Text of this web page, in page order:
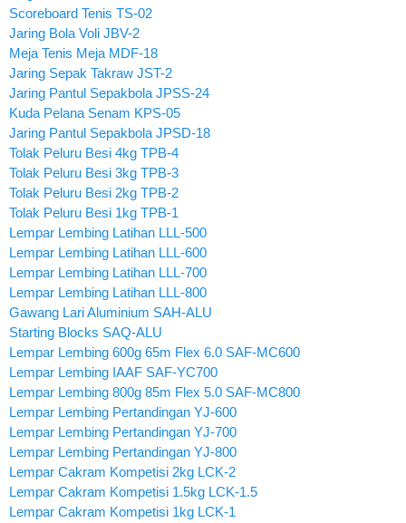
Scoreboard Tenis TS-02
Jaring Bola Voli JBV-2
Meja Tenis Meja MDF-18
Jaring Sepak Takraw JST-2
Jaring Pantul Sepakbola JPSS-24
Kuda Pelana Senam KPS-05
Jaring Pantul Sepakbola JPSD-18
Tolak Peluru Besi 4kg TPB-4
Tolak Peluru Besi 3kg TPB-3
Tolak Peluru Besi 2kg TPB-2
Tolak Peluru Besi 1kg TPB-1
Lempar Lembing Latihan LLL-500
Lempar Lembing Latihan LLL-600
Lempar Lembing Latihan LLL-700
Lempar Lembing Latihan LLL-800
Gawang Lari Aluminium SAH-ALU
Starting Blocks SAQ-ALU
Lempar Lembing 600g 65m Flex 6.0 SAF-MC600
Lempar Lembing IAAF SAF-YC700
Lempar Lembing 800g 85m Flex 5.0 SAF-MC800
Lempar Lembing Pertandingan YJ-600
Lempar Lembing Pertandingan YJ-700
Lempar Lembing Pertandingan YJ-800
Lempar Cakram Kompetisi 2kg LCK-2
Lempar Cakram Kompetisi 1.5kg LCK-1.5
Lempar Cakram Kompetisi 1kg LCK-1